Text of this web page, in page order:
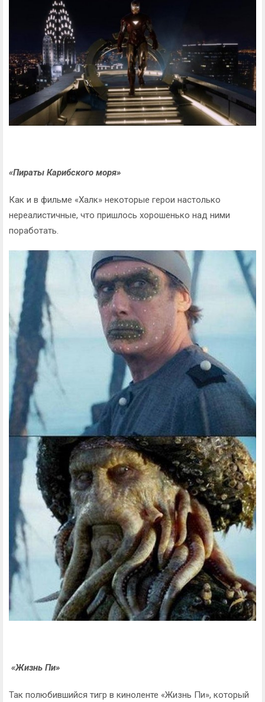
«Пираты Карибского моря»
Как и в фильме «Халк» некоторые герои настолько
нереалистичные, что пришлось хорошенько над ними
поработать.
«Жизнь Пи»
Так полюбившийся тигр в киноленте «Жизнь Пи», который